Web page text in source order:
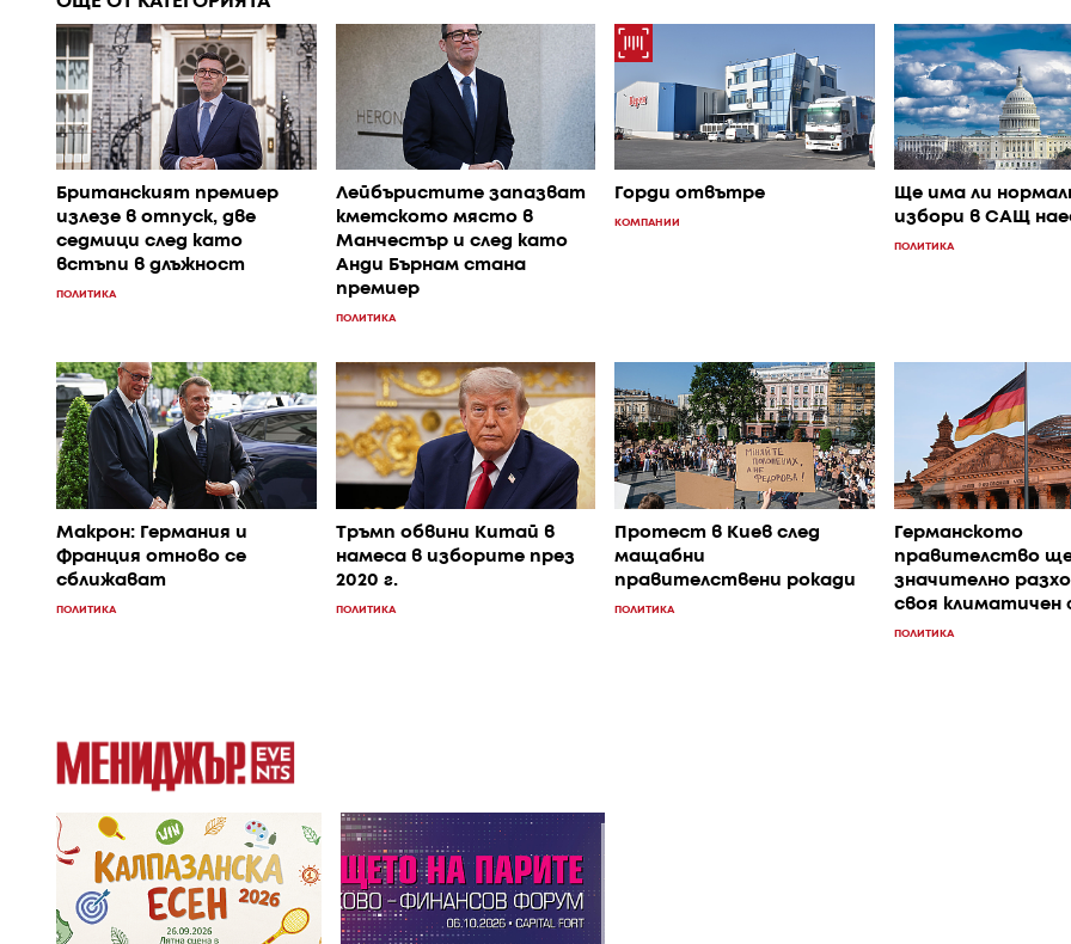
Британският премиер
излезе в отпуск, две
седмици след като
встъпи в длъжност
ПОЛИТИКА
Лейбъристите запазват
кметското място в
Манчестър и след като
Анди Бърнам стана
премиер
ПОЛИТИКА
Горди отвътре
КОМПАНИИ
Ще има ли
избори в САЩ
ПОЛИТИКА
Макрон: Германия и
Франция отново се
сближават
ПОЛИТИКА
Тръмп обвини Китай в
намеса в изборите през
2020 г.
ПОЛИТИКА
Протест в Киев след
мащабни
правителствени рокади
ПОЛИТИКА
Германското
правителство
значително
своя климатичен
ПОЛИТИКА